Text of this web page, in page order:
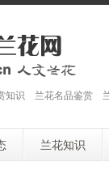
知识 兰花名品鉴赏
兰花知识